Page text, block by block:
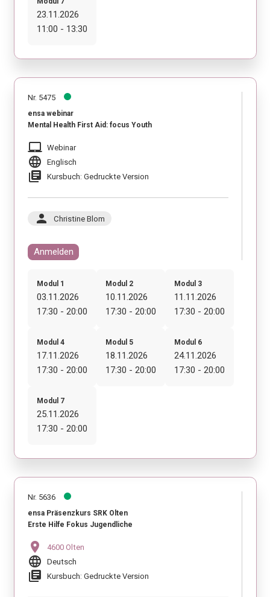
23.11.2026
11:00 - 13:30
Nr. 5475
ensa webinar
Mental Health First Aid: focus Youth
laptop_mac Webinar
language Englisch
library_books Kursbuch: Gedruckte Version
person Christine Blom
Anmelden
Modul 1
03.11.2026
17:30 - 20:00
Modul 2
10.11.2026
17:30 - 20:00
Modul 3
11.11.2026
17:30 - 20:00
Modul 4
17.11.2026
17:30 - 20:00
Modul 5
18.11.2026
17:30 - 20:00
Modul 6
24.11.2026
17:30 - 20:00
Modul 7
25.11.2026
17:30 - 20:00
Nr. 5636
ensa Präsenzkurs SRK Olten
Erste Hilfe Fokus Jugendliche
location_on 4600 Olten
language Deutsch
library_books Kursbuch: Gedruckte Version